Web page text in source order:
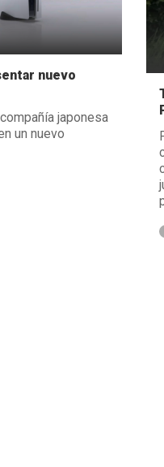
nuevo
japonesa
un nuevo